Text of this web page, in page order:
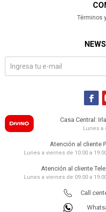
Términos

Casa Central:
Lunes a
Atención al cliente
Lunes a viernes de 10:00 a
Atención al cliente
Lunes a viernes de 09:00 a
Call